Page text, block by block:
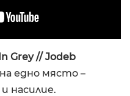
Grey // Jodeb
едно място –
насилие.